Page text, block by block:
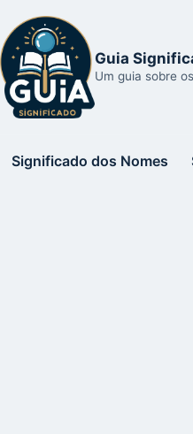
Guia
Um guia sobre
Significado dos Nomes